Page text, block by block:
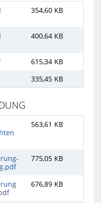
354,60 KB
400,64 KB
615,34 KB
335,45 KB
563,61 KB
775,05 KB
676,89 KB